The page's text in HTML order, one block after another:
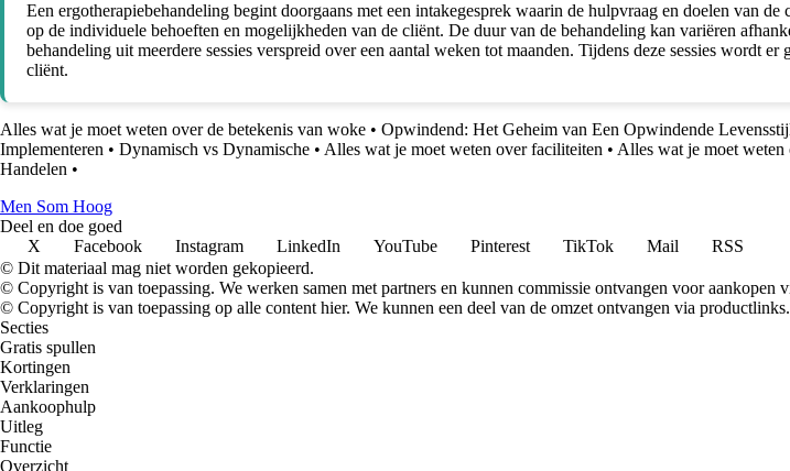
Een ergotherapiebehandeling begint doorgaans met een intakegesprek waarin de hulpvraag en doelen van
op de individuele behoeften en mogelijkheden van de cliënt. De duur van de behandeling kan variëren
behandeling uit meerdere sessies verspreid over een aantal weken tot maanden. Tijdens deze sessies wordt
cliënt.
Alles wat je moet weten over de betekenis van woke • Opwindend: Het Geheim van Een Opwindende
Implementeren • Dynamisch vs Dynamische • Alles wat je moet weten over faciliteiten • Alles wat je moet weten
Handelen •
Men Som Hoog
Deel en doe goed
X
Facebook Instagram LinkedIn YouTube Pinterest TikTok Mail
RSS
© Dit materiaal mag niet worden gekopieerd.
© Copyright is van toepassing. We werken samen met partners en kunnen commissie ontvangen voor aankopen
© Copyright is van toepassing op alle content hier. We kunnen een deel van de omzet ontvangen via
Secties
Gratis spullen
Kortingen
Verklaringen
Aankoophulp
Uitleg
Functie
Overzicht